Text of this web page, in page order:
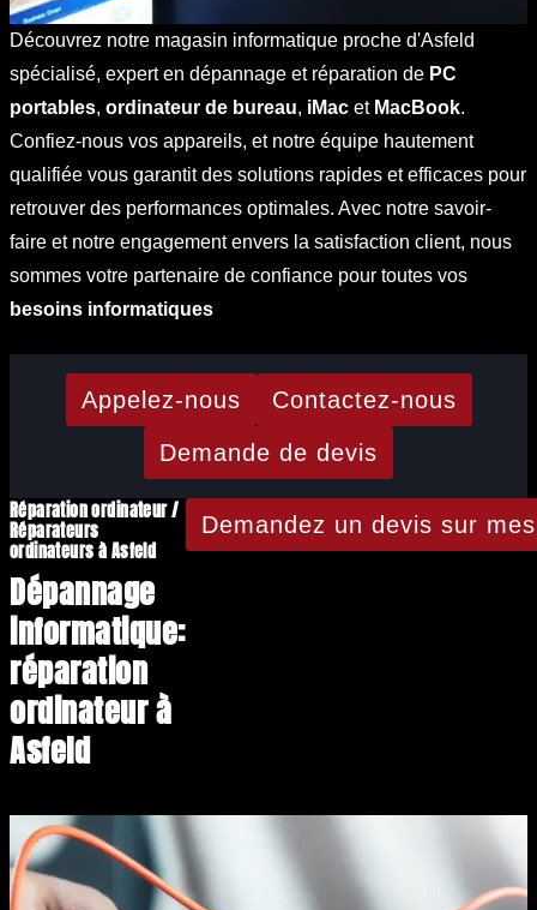
Découvrez notre magasin informatique proche d'Asfeld
spécialisé, expert en dépannage et réparation de PC
portables, ordinateur de bureau, iMac et MacBook.
Confiez-nous vos appareils, et notre équipe hautement
qualifiée vous garantit des solutions rapides et efficaces pour
retrouver des performances optimales. Avec notre savoir-
faire et notre engagement envers la satisfaction client, nous
sommes votre partenaire de confiance pour toutes vos
besoins informatiques
Appelez-nous
Contactez-nous
Demande de devis
Réparation ordinateur /
Réparateurs
ordinateurs à Asfeld
Dépannage
informatique:
réparation
ordinateur à
Asfeld
Demandez un devis sur